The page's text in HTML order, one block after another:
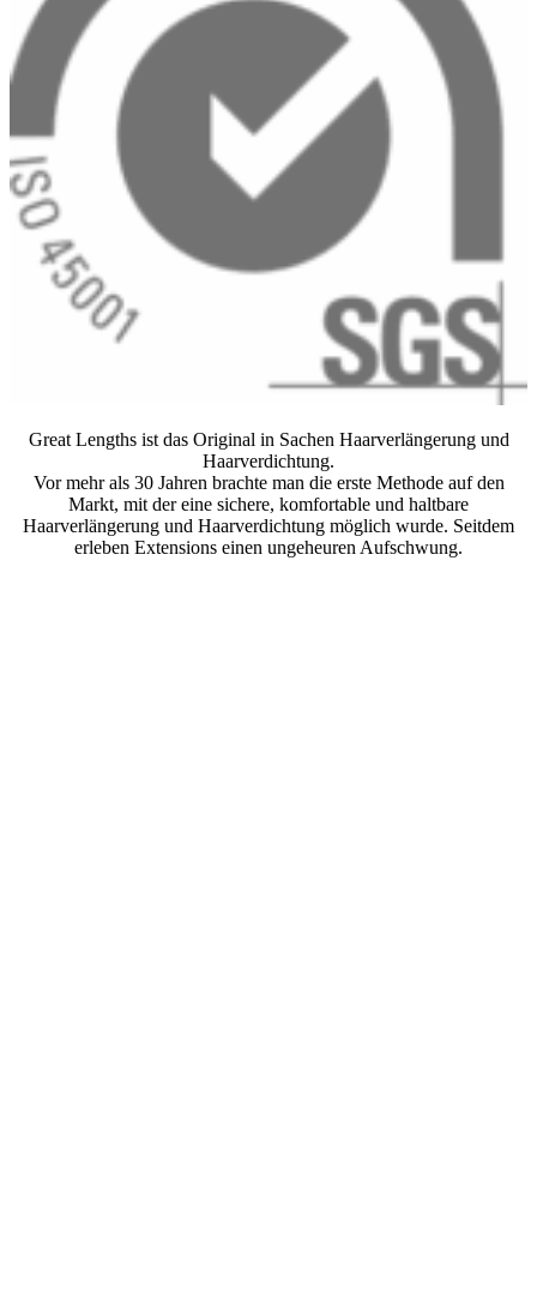
Great Lengths ist das Original in Sachen Haarverlängerung und
Haarverdichtung.
Vor mehr als 30 Jahren brachte man die erste Methode auf den
Markt, mit der eine sichere, komfortable und haltbare
Haarverlängerung und Haarverdichtung möglich wurde. Seitdem
erleben Extensions einen ungeheuren Aufschwung.